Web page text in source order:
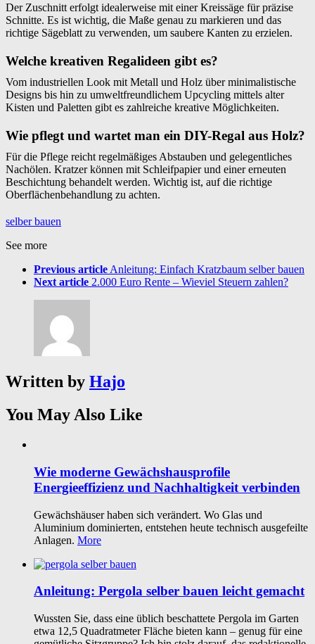
Der Zuschnitt erfolgt idealerweise mit einer Kreissäge für präzise
Schnitte. Es ist wichtig, die Maße genau zu markieren und das
richtige Sägeblatt zu verwenden, um saubere Kanten zu erzielen.
Welche kreativen Regalideen gibt es?
Vom industriellen Look mit Metall und Holz über minimalistische
Designs bis hin zu umweltfreundlichem Upcycling mittels alter
Kisten und Paletten gibt es zahlreiche kreative Möglichkeiten.
Wie pflegt und wartet man ein DIY-Regal aus Holz?
Für die Pflege reicht regelmäßiges Abstauben und gelegentliches
Nachölen. Kratzer können mit Schleifpapier und einer erneuten
Beschichtung behandelt werden. Wichtig ist, auf die richtige
Oberflächenbehandlung zu achten.
selber bauen
See more
Previous article Anleitung: Einfach Kratzbaum selber bauen
Next article 2.000 Euro Rente – Wieviel Steuern zahlen?
Written by Hajo
You May Also Like
Wie moderne Gewächshausprofile
Energieeffizienz und Nachhaltigkeit verbinden
Gewächshäuser haben sich verändert. Wo Glas und
Aluminium dominierten, entstehen heute technisch ausgefeilte
Anlagen. More
Anleitung: Pergola selber bauen leicht gemacht
Wussten Sie, dass eine üblich beschattete Pergola im Garten
etwa 12,5 Quadratmeter Fläche bieten kann – genug für eine